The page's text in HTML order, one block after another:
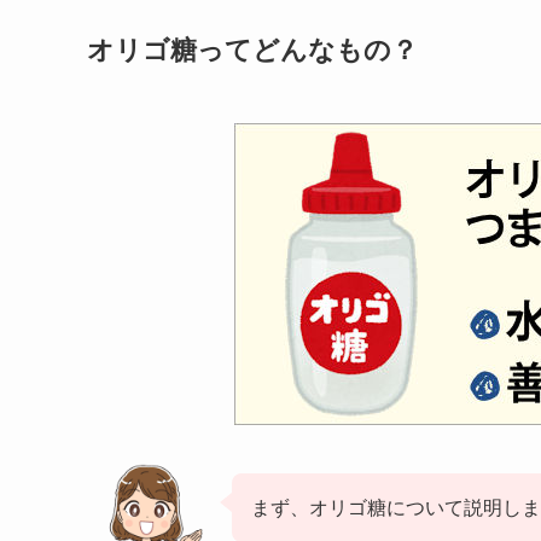
オリゴ糖ってどんなもの？
まず、オリゴ糖について説明し